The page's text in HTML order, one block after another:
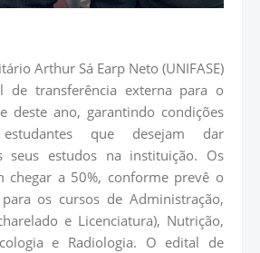
Arthur Sá Earp Neto (UNIFASE)
de transferência externa para o
deste ano, garantindo condições
que desejam dar
seus estudos na instituição. Os
chegar a 50%, conforme prevê o
os cursos de Administração,
e Licenciatura), Nutrição,
e Radiologia. O edital de